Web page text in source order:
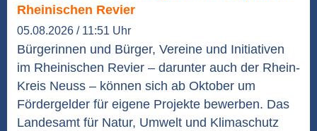
Rheinischen Revier
05.08.2026 / 11:51 Uhr
Bürgerinnen und Bürger, Vereine und Initiativen
im Rheinischen Revier – darunter auch der Rhein-
Kreis Neuss – können sich ab Oktober um
Fördergelder für eigene Projekte bewerben. Das
Landesamt für Natur, Umwelt und Klimaschutz